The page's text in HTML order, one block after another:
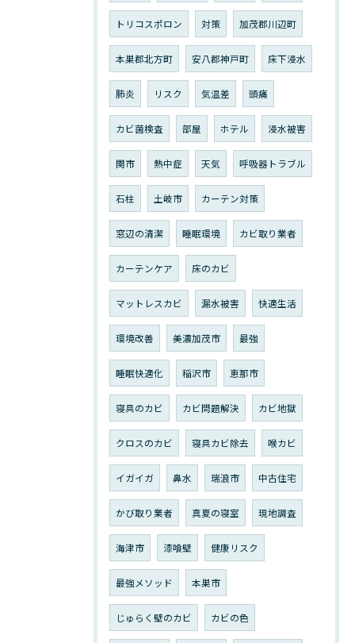
トリコスポロン 対策 加茂郡川辺町
本巣郡北方町 安八郡神戸町 床下浸水
肺炎 リスク 気温差 頭痛
カビ菌検査 部屋 ホテル 浸水被害
関市 熱中症 天気 呼吸器トラブル
石柱 土岐市 カーテン対策
窓辺の清潔 睡眠環境 カビ取り業者
カーテンケア 床のカビ
マットレスカビ 漏水被害 快適生活
環境改善 美濃加茂市 最強
睡眠快適化 稲沢市 恵那市
寝具のカビ カビ問題解決 カビ地獄
クロスのカビ 寝具カビ除去 喉カビ
イガイガ 鼻水 瑞浪市 中古住宅
かび取り業者 真夏の寝室 現地調査
海津市 漆喰壁 健康リスク
最強メソッド 本巣市
じゅらく壁のカビ カビの色